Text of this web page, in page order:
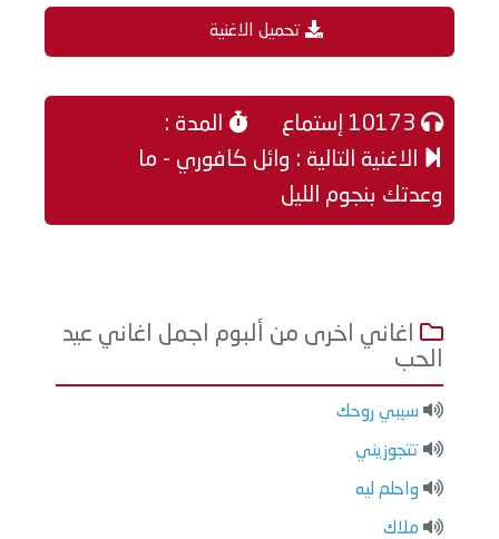
تحميل الاغنية
المدة :
الاغنية التالية : وائل كافوري - ما
وعدتك بنجوم الليل
اغاني اخرى من ألبوم اجمل اغاني عيد
الحب
سيبي روحك
تتجوزيني
واحلم ليه
ملاك